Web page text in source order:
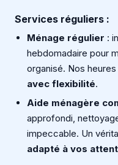
Services réguliers :
Ménage régulier :
hebdomadaire pour
organisé. Nos
avec flexibilité.
Aide ménagère
approfondi,
impeccable. Un
adapté à vos